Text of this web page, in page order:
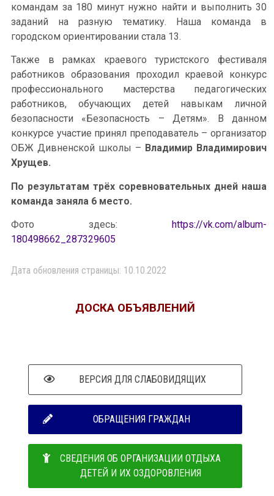
командам за 180 минут нужно найти и выполнить 30
заданий на разную тематику. Наша команда в
городском ориентировании стала 13.
Также в рамках краевого туристского фестиваля
работников образования проходил краевой конкурс
профессионального мастерства педагогических
работников, обучающих детей навыкам личной
безопасности «Безопасность – Детям». В данном
конкурсе участие принял преподаватель – организатор
ОБЖ Дивненской школы – Владимир Владимирович
Хрущев.
По результатам трёх соревновательных дней наша
команда заняла 6 место.
Фото здесь: https://vk.com/album-
180498662_287329605
Дата обновления страницы: 10.10.2022
ДОСКА ОБЪЯВЛЕНИЙ
ВЕРСИЯ ДЛЯ СЛАБОВИДЯЩИХ
ОБРАЩЕНИЯ ГРАЖДАН
СВЕДЕНИЯ ОБ ОРГАНИЗАЦИИ ОТДЫХА
ДЕТЕЙ И ИХ ОЗДОРОВЛЕНИЯ